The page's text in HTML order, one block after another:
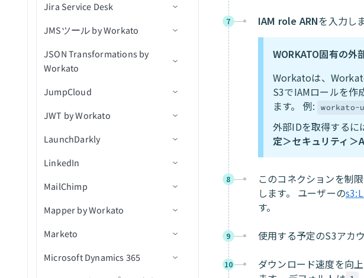
IDでオブジェクトを取得
申請を進める
候補者を採用済みにする
アプリケーションを移動(v3)
アプリケーションを却下
アプリケーションを却下
（v3）
添付ファイルをアップロー
レコードを一覧表示
レコードの更新
レコードを更新（バッチ）
関連付けを取得（batch）
先を取得（batch）
関連付けを一覧表示
チ）
関連付けを削除（batch）
オブジェクトデータをエク
スポート（file）
組織が更新済み
更新された商談
商談を作成
イベントを作成
連絡先を更新
商談を更新
連絡先を検索
ユーザーを検索
IDでユーザーを取得
新規会話
新規ユーザー
連絡先が更新済み
ユーザーが更新済み
ユーザーをアーカイブ
ユーザーを作成/更新
IDで会話を取得
ユーザー別に会話を検索
ユーザー別にメモを検索
ユーザー別にセグメントを
検索
ユーザー別にタグを検索
ユーザーを検索
ユーザーを更新
Javascript FAQ
トリガー
新規行
スケジュール済みクエリ
アクション
アクションを選択
更新アクション
削除アクション
カスタムSQLを実行
コネクション設定
トリガー
削除済みオブジェクト
（real-time）
新規課題をエクスポート
新規/更新済み課題をエクス
アルタイム）
新規/更新済み課題（リアル
アクション
コメントを作成
課題を作成
ユーザーを作成
ド
課題の変更ログを取得
課題を取得
課題コメントを取得
使用
Jira Service Desk
コネクション設定
アクション
顧客リクエストを作成
コメントを作成
コメントを一覧表示
キューを取得
キュー内の課題を取得
JMSツール by Workato
前提条件
トリガー
キュー内の新規メッセージ
（リアルタイム）
トピック内の新規メッセー
アクション
メッセージをキューに公開
開
キュー内のメッセージを受
JSON Transformations by
Workato
アクション
JSON変換
JumpCloud
コネクション設定
トリガー
新規オブジェクト
アクション
関連付けを作成
関連付けを削除
オブジェクトの作成
オブジェクトの削除
JWT by Workato
コネクション設定
アクション
JWTを生成
JWTをデコード
LaunchDarkly
コネクション設定
LinkedIn
コネクション設定
トリガー
新規リード獲得フォーム送
アクション
IDでリード獲得フォーム応
MailChimp
コネクション設定
トリガー
キャンペーンが作成されま
アクション
Mapper by Workato
コネクション設定
アクション
Marketo
コネクション設定
Microsoft Dynamics 365
7 IAM role ARNを入力し
WORKATO固有の外
Workatoは、
S3でIAMロールを作
ます。 例:
workato-
外部IDを取得するに
定＞セキュリティ＞
8 このコネクションを制
します。 ユーザーの
す。
9 使用する予定のS3アカ
10 ダウンロード速度を向上